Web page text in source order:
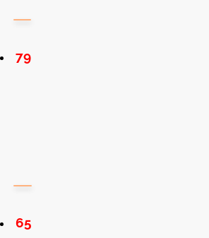
79
65